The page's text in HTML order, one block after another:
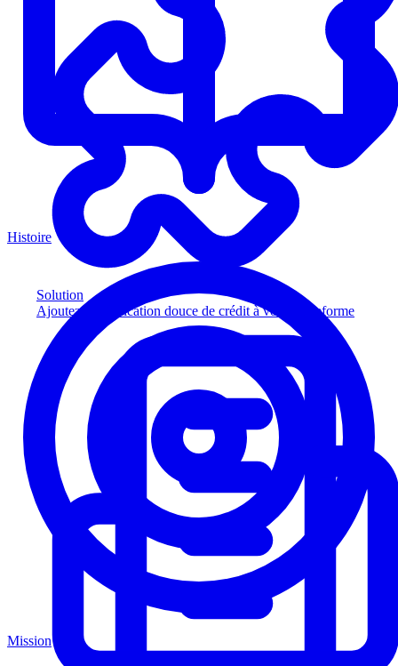
Solution
Ajoutez la vérification douce de crédit à votre plateforme
Histoire
Mission